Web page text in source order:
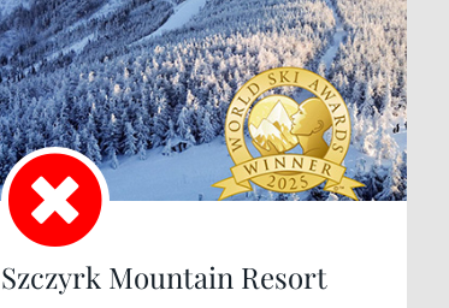
Szczyrk Mountain Resort